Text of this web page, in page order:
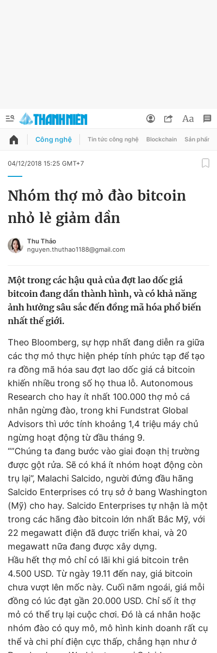
QUẢNG CÁO ĐẶT BÁO
Chào ngày mới Tin 24h
Tin thị trường Tin 360
Video Magazine
Sản phẩm khác
Tiện ích Bạn cần biết
Thông tin tòa soạn Liên hệ quảng cáo
Đọc Thanh Niên trên điện thoại
Theo dõi báo trên
Hotline
0906 645 777
Liên hệ quảng cáo
0908 780 404
Đặt báo Quảng cáo RSS Tòa soạn Chính sách bảo
Tổng biên tập: Nguyễn Ngọc Toàn
Phó tổng biên tập thường trực: Hải Thành
Phó tổng biên tập: Lâm Hiếu Dũng
Phó tổng biên tập: Trần Việt Hưng
Tổng thư ký tòa soạn: Đức Trung
Đổi mật khẩu
Tin đã lưu
Tin đã xem
Công nghệ Tin tức công nghệ Blockchain Sản phẩm
04/12/2018 15:25 GMT+7
Nhóm thợ mỏ đào bitcoin
nhỏ lẻ giảm dần
Thu Thảo
nguyen.thuthao1188@gmail.com
Một trong các hậu quả của đợt lao dốc giá
bitcoin đang dần thành hình, và có khả năng
ảnh hưởng sâu sắc đến đồng mã hóa phổ biến
nhất thế giới.
Theo Bloomberg, sự hợp nhất đang diễn ra giữa
các thợ mỏ thực hiện phép tính phức tạp để tạo
ra đồng mã hóa sau đợt lao dốc giá cả bitcoin
khiến nhiều trong số họ thua lỗ. Autonomous
Research cho hay ít nhất 100.000 thợ mỏ cá
nhân ngừng đào, trong khi Fundstrat Global
Advisors thì ước tính khoảng 1,4 triệu máy chủ
ngừng hoạt động từ đầu tháng 9.
“”Chúng ta đang bước vào giai đoạn thị trường
được gột rửa. Sẽ có khá ít nhóm hoạt động còn
trụ lại”, Malachi Salcido, người đứng đầu hãng
Salcido Enterprises có trụ sở ở bang Washington
(Mỹ) cho hay. Salcido Enterprises tự nhận là một
trong các hãng đào bitcoin lớn nhất Bắc Mỹ, với
22 megawatt điện đã được triển khai, và 20
megawatt nữa đang được xây dựng.
Hầu hết thợ mỏ chỉ có lãi khi giá bitcoin trên
4.500 USD. Từ ngày 19.11 đến nay, giá bitcoin
chưa vượt lên mốc này. Cuối năm ngoái, giá mỗi
đồng có lúc đạt gần 20.000 USD. Chỉ số ít thợ
mỏ có thể trụ lại cuộc chơi. Đó là cá nhân hoặc
nhóm đào có quy mô, mô hình kinh doanh rất cụ
thể và chi phí điện cực thấp, chẳng hạn như ở